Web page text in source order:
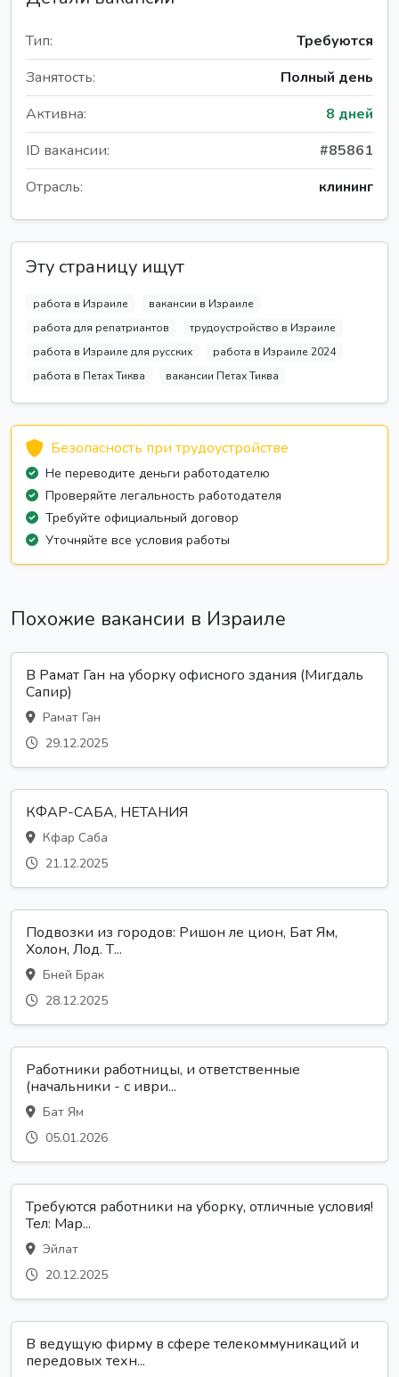
Тип:
Требуются
Занятость:
Полный день
Активна:
8 дней
ID вакансии:
#85861
Отрасль:
клининг
Эту страницу ищут
работа в Израиле
вакансии в Израиле
работа для репатриантов
трудоустройство в Израиле
работа в Израиле для русских
работа в Израиле 2024
работа в Петах Тиква
вакансии Петах Тиква
Безопасность при трудоустройстве
Не переводите деньги работодателю
Проверяйте легальность работодателя
Требуйте официальный договор
Уточняйте все условия работы
Похожие вакансии в Израиле
В Рамат Ган на уборку офисного здания (Мигдаль
Сапир)
Рамат Ган
29.12.2025
КФАР-САБА, НЕТАНИЯ
Кфар Саба
21.12.2025
Подвозки из городов: Ришон ле цион, Бат Ям,
Холон, Лод. Т...
Бней Брак
28.12.2025
Работники работницы, и ответственные
(начальники - с иври...
Бат Ям
05.01.2026
Требуются работники на уборку, отличные условия!
Тел: Мар...
Эйлат
20.12.2025
В ведущую фирму в сфере телекоммуникаций и
передовых техн...